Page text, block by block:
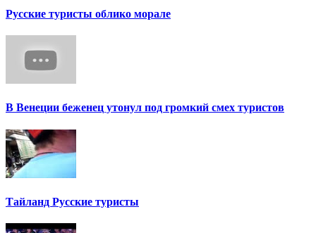
Русские туристы облико морале
В Венеции беженец утонул под громкий смех туристов
Тайланд Русские туристы